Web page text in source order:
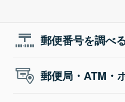
郵便番号を調べ
郵便局・ATM・